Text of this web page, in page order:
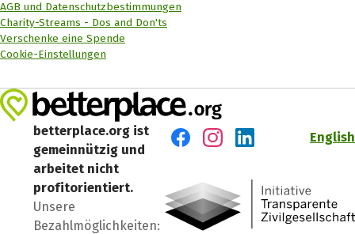
AGB und Datenschutzbestimmungen
Charity-Streams - Dos and Don'ts
Verschenke eine Spende
Cookie-Einstellungen
betterplace.org ist
gemeinnützig und
arbeitet nicht
profitorientiert.
Unsere
Bezahlmöglichkeiten:
English